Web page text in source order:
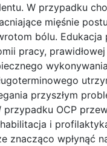
W przypadku
mięśnie
bólu. Edukacja
pracy,
przyszłym
OCP
i
znacząco wpłynąć